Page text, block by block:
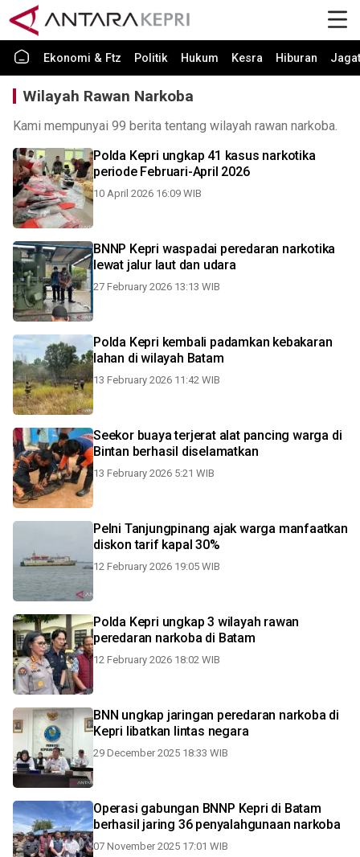
Ekonomi & Ftz Politik Hukum Kesra Hiburan Jagat
Wilayah Rawan Narkoba
Kami mempunyai 99 berita tentang wilayah rawan narkoba.
Polda Kepri ungkap 41 kasus narkotika
periode Februari-April 2026
10 April 2026 16:09 WIB
BNNP Kepri waspadai peredaran narkotika
lewat jalur laut dan udara
27 February 2026 13:13 WIB
Polda Kepri kembali padamkan kebakaran
lahan di wilayah Batam
13 February 2026 11:42 WIB
Seekor buaya terjerat alat pancing warga di
Bintan berhasil diselamatkan
13 February 2026 5:21 WIB
Pelni Tanjungpinang ajak warga manfaatkan
diskon tarif kapal 30%
12 February 2026 19:05 WIB
Polda Kepri ungkap 3 wilayah rawan
peredaran narkoba di Batam
12 February 2026 18:02 WIB
BNN ungkap jaringan peredaran narkoba di
Kepri libatkan lintas negara
29 December 2025 18:33 WIB
Operasi gabungan BNNP Kepri di Batam
berhasil jaring 36 penyalahgunaan narkoba
07 November 2025 17:01 WIB